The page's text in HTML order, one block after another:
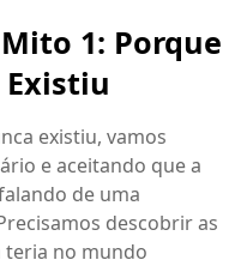
1: Porque
existiu, vamos
e aceitando que a
de uma
descobrir as
teria no mundo